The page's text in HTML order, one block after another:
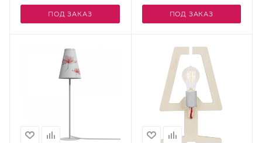
ПОД ЗАКАЗ ПОД ЗАКАЗ